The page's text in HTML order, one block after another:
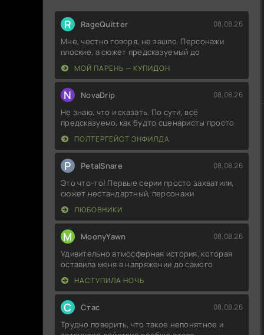
R RageQuitter 08.08.26
Мне, честно говоря, не зашло. Персонажи
плоские, а сюжет предсказуемый до
МОЙ ПАРЕНЬ — КУПИДОН
N NovaDrip 08.08.26
Не знаю, что и сказать. По сути, всё
предсказуемо, как будто сценаристы просто
ПОЛТЕРГЕЙСТ ЭНФИЛДА
P PetalSnare 08.08.26
Это что-то! Первые серии просто захватили,
сюжет нестандартный, персонажи
ЛЮБОВНИКИ
M MoonyYawn 08.08.26
Удивительно атмосферная история, которая
оставила меня в напряжении до самого
НАСТУПИЛА НОЧЬ
С Стас 08.08.26
Трудно поверить, что такое непонятное и